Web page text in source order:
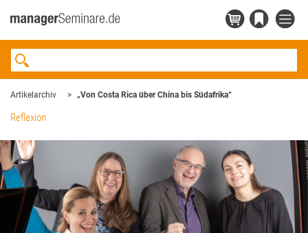
Artikelarchiv „Von Costa Rica über China bis Südafrika“
Reflexion